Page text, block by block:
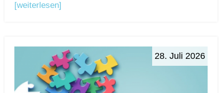
[weiterlesen]
28. Juli 2026